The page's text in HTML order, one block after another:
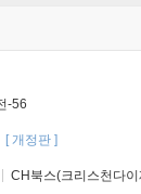
-56
[ 개정판 ]
CH북스(크리스천다